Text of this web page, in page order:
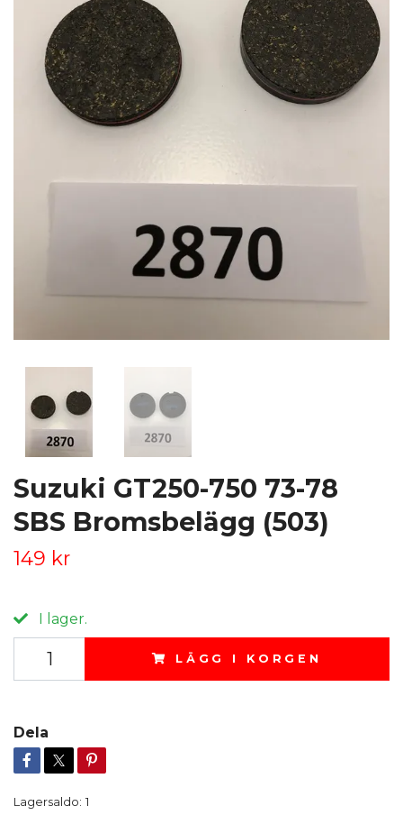
Suzuki GT250-750 73-78
SBS Bromsbelägg (503)
149 kr
I lager.
LÄGG I KORGEN
Dela
Lagersaldo: 1